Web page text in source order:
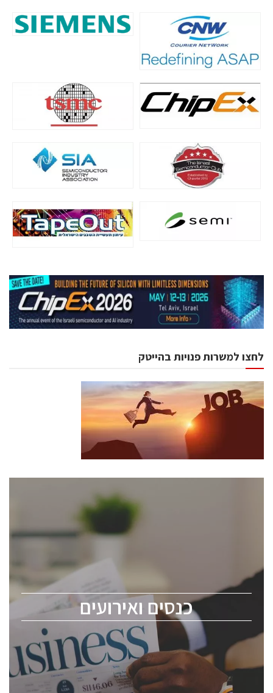
לחצו למשרות פנויות בהייטק
כנסים ואירועים
כנסים ואירועים
לכל העוסקים בתעשיית הסמיקונדקטור כולל מהנדסים,
ChipEx2026 will be held on May 12-13, 2026. The
conference is intended for everyone involved in the
semiconductor industry, including engineers,
professional experts, and senior executives.